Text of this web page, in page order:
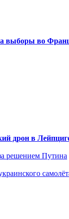
выборы во
дрон в
решением Путина